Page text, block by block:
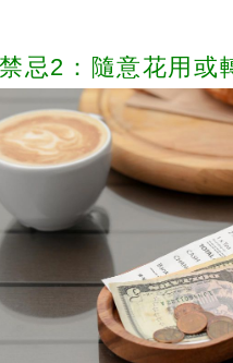
忌2：隨意花用或